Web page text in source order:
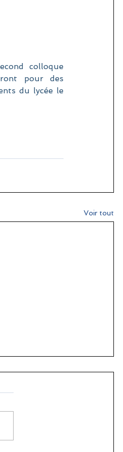
colloque
pour des
du lycée le
Voir tout